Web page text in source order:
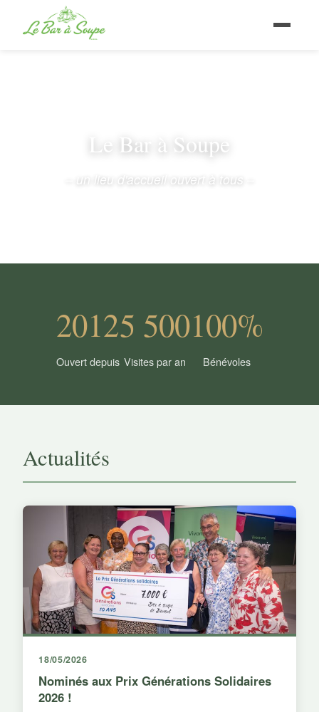
Le Bar à Soupe
– un lieu d'accueil ouvert à tous –
2012
Ouvert depuis
5 500
Visites par an
100%
Bénévoles
Actualités
18/05/2026
Nominés aux Prix Générations Solidaires
2026 !